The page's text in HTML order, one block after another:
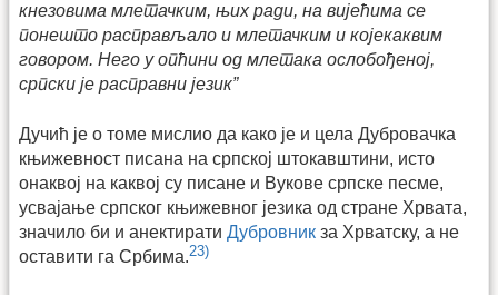
кнезовима млетачким, њих ради, на вијећима се
понешто расправљало и млетачким и којекаквим
говором. Него у опћини од млетака ослобођеној,
српски је расправни језик”
Дучић је о томе мислио да како је и цела Дубровачка
књижевност писана на српској штокавштини, исто
онаквој на каквој су писане и Вукове српске песме,
усвајање српског књижевног језика од стране Хрвата,
значило би и анектирати Дубровник за Хрватску, а не
оставити га Србима.23)